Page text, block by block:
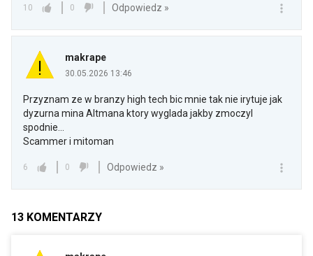
10 0 Odpowiedz »
makrape
30.05.2026 13:46
Przyznam ze w branzy high tech bic mnie tak nie irytuje jak
dyzurna mina Altmana ktory wyglada jakby zmoczyl
spodnie...
Scammer i mitoman
6 0 Odpowiedz »
13 KOMENTARZY